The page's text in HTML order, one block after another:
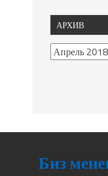
АРХИВ
Биз